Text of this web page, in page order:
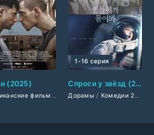
/Боевики 2025 Драмы 2025/
(2025)
Зарубежные фильмы 2025
Спроси у звёзд (2025)
Дорамы / Комедии 2025
1-16 серия